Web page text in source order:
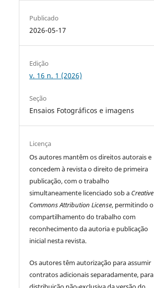
Publicado
2026-05-17
Edição
v. 16 n. 1 (2026)
Seção
Ensaios Fotográficos e imagens
Licença
Os autores mantêm os direitos autorais e
concedem à revista o direito de primeira
publicação, com o trabalho
simultaneamente licenciado sob a Creative
Commons Attribution License, permitindo o
compartilhamento do trabalho com
reconhecimento da autoria e publicação
inicial nesta revista.
Os autores têm autorização para assumir
contratos adicionais separadamente, para